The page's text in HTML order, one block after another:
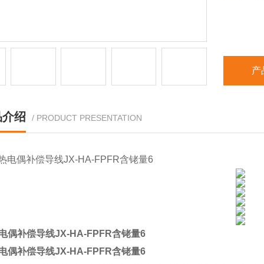
产
绍 / PRODUCT PRESENTATION
偶补偿导线JX-HA-FPFR含铑量6
偶补偿导线JX-HA-FPFR含铑量6